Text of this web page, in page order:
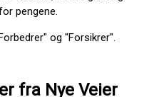
pengene.
og "Forsikrer".
fra Nye Veier